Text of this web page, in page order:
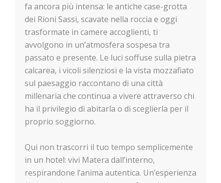
fa ancora più intensa: le antiche case-grotta
dei Rioni Sassi, scavate nella roccia e oggi
trasformate in camere accoglienti, ti
avvolgono in un’atmosfera sospesa tra
passato e presente. Le luci soffuse sulla pietra
calcarea, i vicoli silenziosi e la vista mozzafiato
sul paesaggio raccontano di una città
millenaria che continua a vivere attraverso chi
ha il privilegio di abitarla o di sceglierla per il
proprio soggiorno.
Qui non trascorri il tuo tempo semplicemente
in un hotel: vivi Matera dall’interno,
respirandone l’anima autentica. Un’esperienza